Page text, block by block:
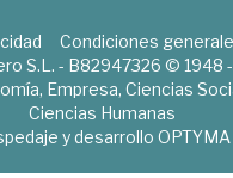
Condiciones
S.L. - B82947326 © 1948
Empresa, Ciencias
Ciencias Humanas
y desarrollo OPTYMA